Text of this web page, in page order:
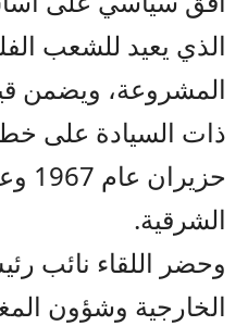
الذي يعيد للشعب
المشروعة، ويضمن
ذات السيادة على
الشرقية.
وحضر اللقاء نائب
الخارجية وشؤون